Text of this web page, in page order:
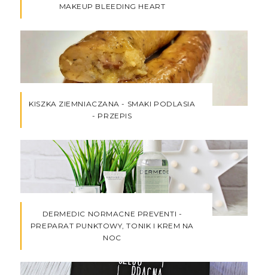
MAKEUP BLEEDING HEART
KISZKA ZIEMNIACZANA - SMAKI PODLASIA
- PRZEPIS
DERMEDIC NORMACNE PREVENTI -
PREPARAT PUNKTOWY, TONIK I KREM NA
NOC